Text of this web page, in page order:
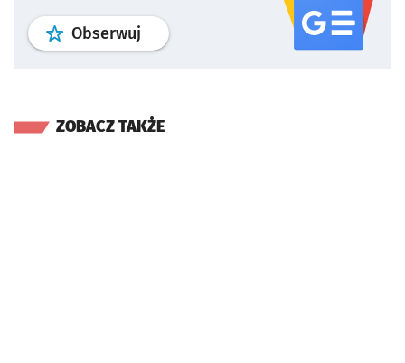
Obserwuj profil serwisu
ZOBACZ TAKŻE